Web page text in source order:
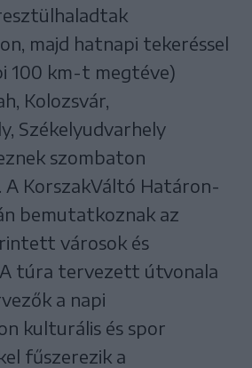
majd hatnapi tekeréssel
100 km-t megtéve)
Kolozsvár,
Székelyudvarhely
szombaton
A KorszakVáltó Határon-
bemutatkoznak az
városok és
A túra tervezett útvonala
a napi
kulturális és spor
fűszerezik a